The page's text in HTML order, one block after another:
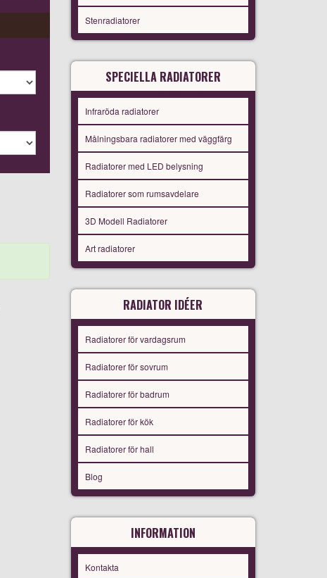
Stenradiatorer
SPECIELLA RADIATORER
Infraröda radiatorer
Målningsbara radiatorer med väggfärg
Radiatorer med LED belysning
Radiatorer som rumsavdelare
3D Modell Radiatorer
Art radiatorer
RADIATOR IDÉER
Radiatorer för vardagsrum
Radiatorer för sovrum
Radiatorer för badrum
Radiatorer för kök
Radiatorer för hall
Blog
INFORMATION
Kontakta